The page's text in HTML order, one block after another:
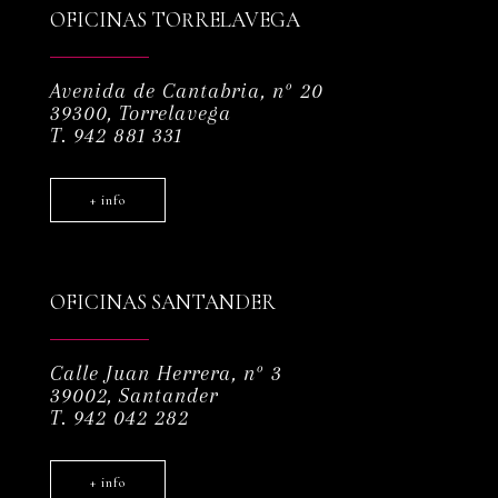
OFICINAS TORRELAVEGA
Avenida de Cantabria, nº 20
39300, Torrelavega
T. 942 881 331
+ info
OFICINAS SANTANDER
Calle Juan Herrera, nº 3
39002, Santander
T. 942 042 282
+ info